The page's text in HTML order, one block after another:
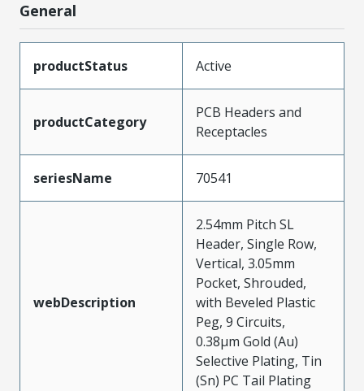
General
productStatus Active
productCategory
PCB Headers and
Receptacles
seriesName 70541
webDescription
2.54mm Pitch SL
Header, Single Row,
Vertical, 3.05mm
Pocket, Shrouded,
with Beveled Plastic
Peg, 9 Circuits,
0.38µm Gold (Au)
Selective Plating, Tin
(Sn) PC Tail Plating